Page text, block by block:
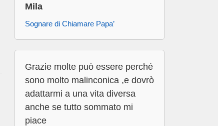
Mila
Sognare di Chiamare Papa’
Grazie molte può essere perché
sono molto malinconica ,e dovrò
adattarmi a una vita diversa
anche se tutto sommato mi
piace